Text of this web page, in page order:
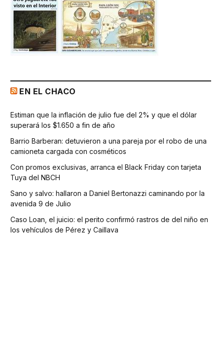
EN EL CHACO
Estiman que la inflación de julio fue del 2% y que el dólar
superará los $1.650 a fin de año
Barrio Barberan: detuvieron a una pareja por el robo de una
camioneta cargada con cosméticos
Con promos exclusivas, arranca el Black Friday con tarjeta
Tuya del NBCH
Sano y salvo: hallaron a Daniel Bertonazzi caminando por la
avenida 9 de Julio
Caso Loan, el juicio: el perito confirmó rastros de del niño en
los vehículos de Pérez y Caillava